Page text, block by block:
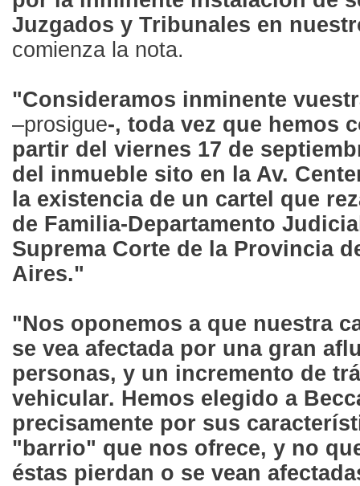
Juzgados y Tribunales en
comienza la nota.
"Consideramos inminente
–prosigue-, toda vez que hemos
partir del viernes 17 de
del inmueble sito en la Av.
la existencia de un cartel que
de Familia-Departamento
Suprema Corte de la Provincia
Aires."
"Nos oponemos a que nuestra
se vea afectada por una gran
personas, y un incremento de
vehicular. Hemos elegido a
precisamente por sus
"barrio" que nos ofrece, y no
éstas pierdan o se vean